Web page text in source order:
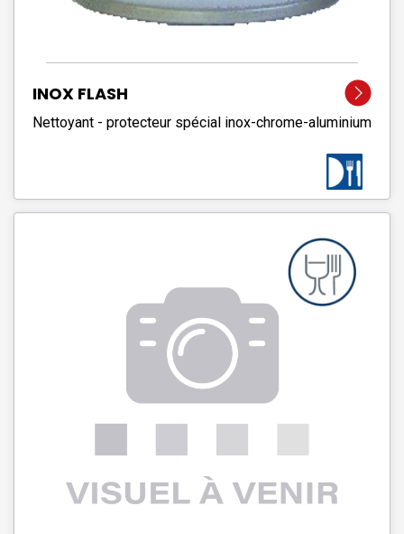
INOX FLASH
Nettoyant - protecteur spécial inox-chrome-aluminium